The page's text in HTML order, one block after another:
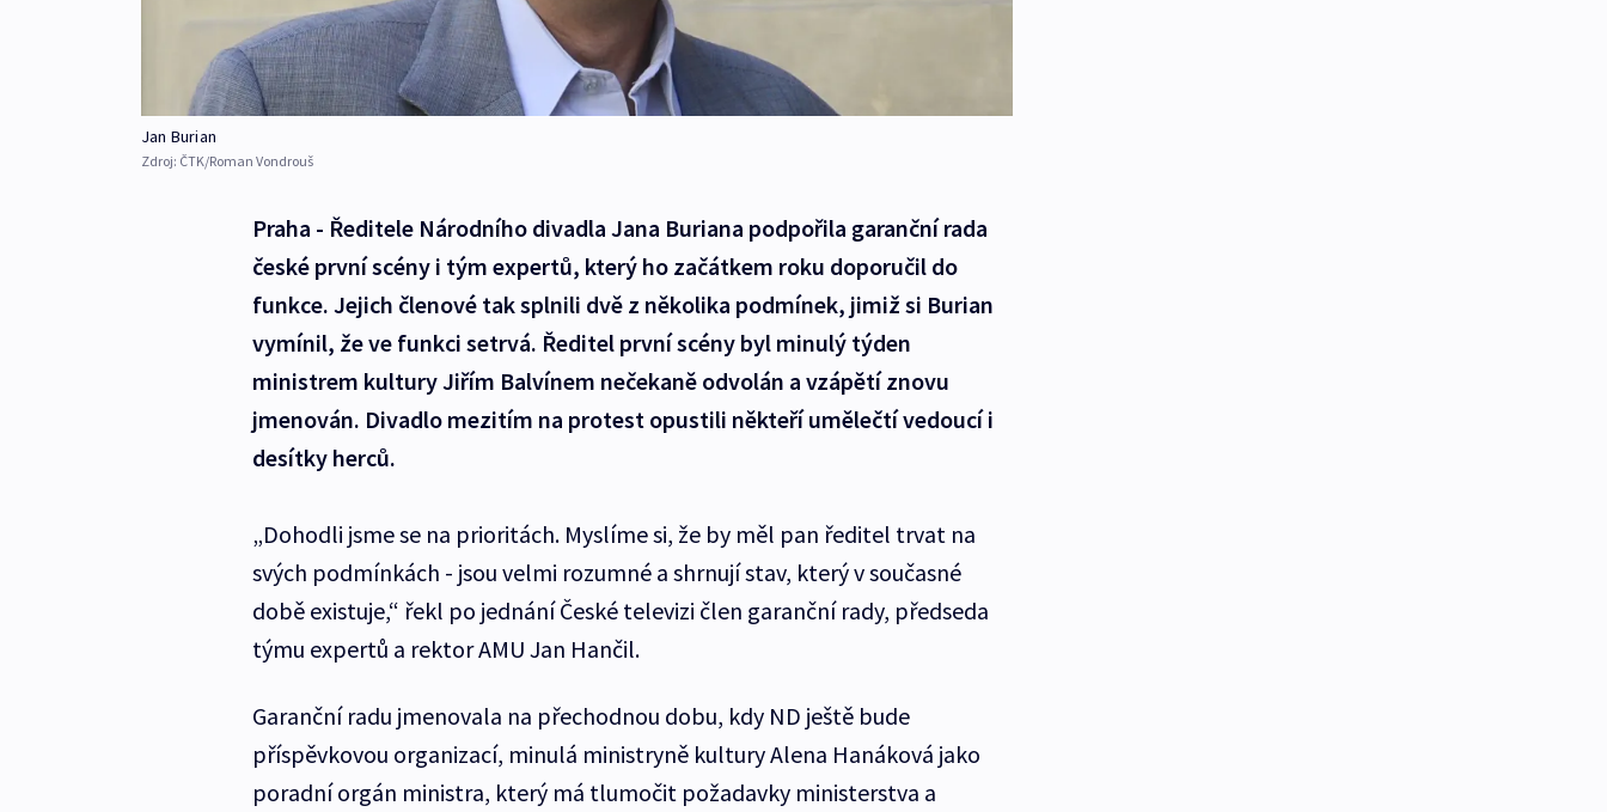
Jan Burian
Zdroj: ČTK/Roman Vondrouš
Praha - Ředitele Národního divadla Jana Buriana podpořila garanční rada
české první scény i tým expertů, který ho začátkem roku doporučil do
funkce. Jejich členové tak splnili dvě z několika podmínek, jimiž si Burian
vymínil, že ve funkci setrvá. Ředitel první scény byl minulý týden
ministrem kultury Jiřím Balvínem nečekaně odvolán a vzápětí znovu
jmenován. Divadlo mezitím na protest opustili někteří umělečtí vedoucí i
desítky herců.
„Dohodli jsme se na prioritách. Myslíme si, že by měl pan ředitel trvat na
svých podmínkách - jsou velmi rozumné a shrnují stav, který v současné
době existuje,“ řekl po jednání České televizi člen garanční rady, předseda
týmu expertů a rektor AMU Jan Hančil.
Garanční radu jmenovala na přechodnou dobu, kdy ND ještě bude
příspěvkovou organizací, minulá ministryně kultury Alena Hanáková jako
poradní orgán ministra, který má tlumočit požadavky ministerstva a